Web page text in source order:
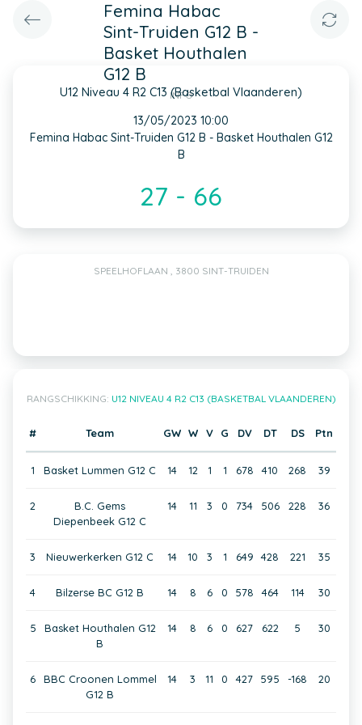
Femina Habac
Sint-Truiden G12 B -
Basket Houthalen
G12 B
U12 Niveau 4 R2 C13 (Basketbal Vlaanderen)
INFO
13/05/2023 10:00
Femina Habac Sint-Truiden G12 B - Basket Houthalen G12
B
27 - 66
SPEELHOFLAAN , 3800 SINT-TRUIDEN
RANGSCHIKKING: U12 NIVEAU 4 R2 C13 (BASKETBAL VLAANDEREN)
# Team GW W V G DV DT DS Ptn
1 Basket Lummen G12 C 14 12 1 1 678 410 268 39
2
B.C. Gems
Diepenbeek G12 C
14 11 3 0 734 506 228 36
3 Nieuwerkerken G12 C 14 10 3 1 649 428 221 35
4 Bilzerse BC G12 B 14 8 6 0 578 464 114 30
5
Basket Houthalen G12
B
14 8 6 0 627 622 5 30
6
BBC Croonen Lommel
G12 B
14 3 11 0 427 595 -168 20